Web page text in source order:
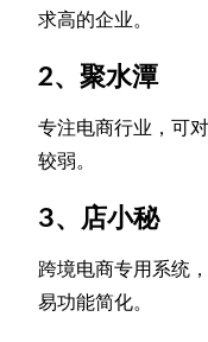
求高的企业。
2、聚水潭
专注电商行业，可
较弱。
3、店小秘
跨境电商专用系统
易功能简化。